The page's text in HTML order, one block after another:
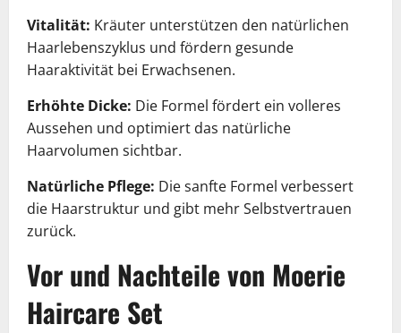
Vitalität: Kräuter unterstützen den natürlichen
Haarlebenszyklus und fördern gesunde
Haaraktivität bei Erwachsenen.
Erhöhte Dicke: Die Formel fördert ein volleres
Aussehen und optimiert das natürliche
Haarvolumen sichtbar.
Natürliche Pflege: Die sanfte Formel verbessert
die Haarstruktur und gibt mehr Selbstvertrauen
zurück.
Vor und Nachteile von Moerie
Haircare Set